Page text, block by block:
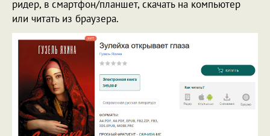
ридер, в смартфон/планшет, скачать на компьютер
или читать из браузера.